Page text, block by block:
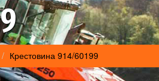
Крестовина 914/60199